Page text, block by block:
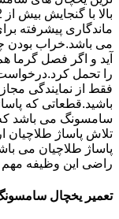
ماندگاری پیشرفته
می باشد.خراب بودن
آید و اگر فصل گرما
را تحمل
فقط از نمایندگی
باشید.قطعاتی که
تلاش پاساژ طلاچیان
پاساژ طلاچیان می
راضی این وظیفه مهم
تعمیر یخچال